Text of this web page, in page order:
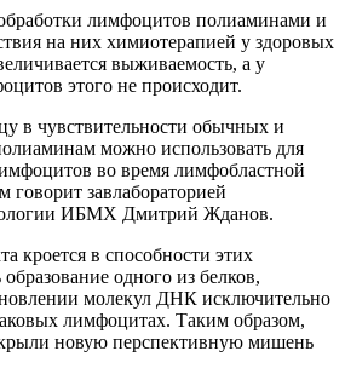
лимфоцитов полиаминами и
на них химиотерапией у здоровых
выживаемость, а у
этого не происходит.
в чувствительности обычных и
можно использовать для
во время лимфобластной
завлабораторией
ИБМХ Дмитрий Жданов.
кроется в способности этих
одного из белков,
молекул ДНК исключительно
лимфоцитах. Таким образом,
новую перспективную мишень